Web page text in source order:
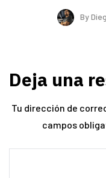
By
Deja una
Tu dirección de
campos